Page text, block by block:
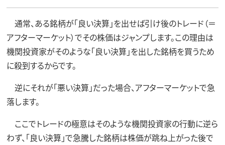
通常、ある銘柄が「良い決算」を出せば引け後のトレード（＝
アフターマーケット）でその株価はジャンプします。この理由は
機関投資家がそのような「良い決算」を出した銘柄を買うため
に殺到するからです。
逆にそれが「悪い決算」だった場合、アフターマーケットで急
落します。
ここでトレードの極意はそのような機関投資家の行動に逆ら
わず、「良い決算」で急騰した銘柄は株価が跳ね上がった後で